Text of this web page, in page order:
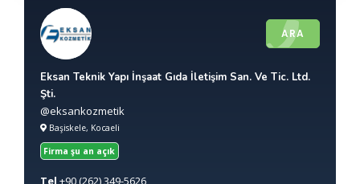
ARA
Eksan Teknik Yapı İnşaat Gıda İletişim San. Ve Tic. Ltd.
Şti.
@eksankozmetik
Başiskele, Kocaeli
Firma şu an açık
Tel +90(262) 349-5626